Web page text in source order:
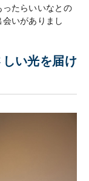
たらいいなとの
いがありまし
い光を届け